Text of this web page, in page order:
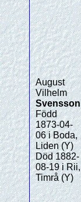
August
Vilhelm
Svensson
Född
1873-04-
06 i Boda,
Liden (Y)
Död 1882-
08-19 i Rii,
Timrå (Y)